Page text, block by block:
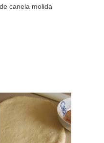
canela molida